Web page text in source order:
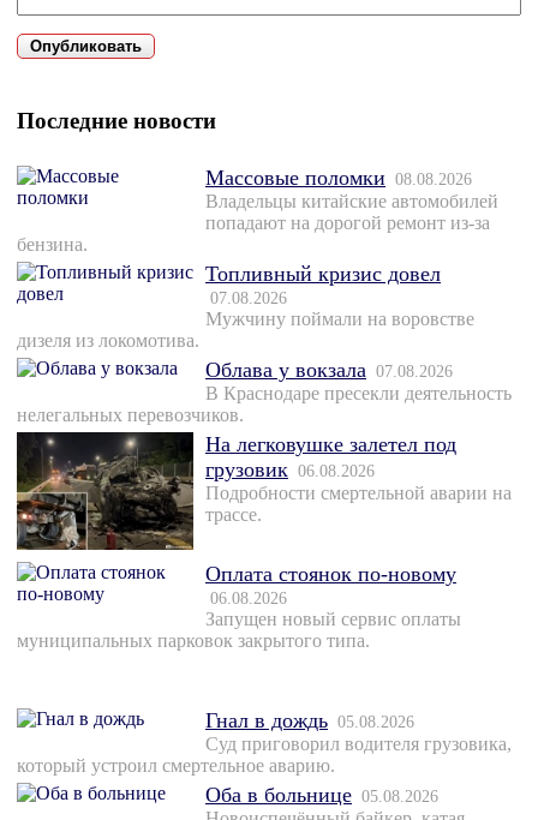
Последние новости
Массовые поломки 08.08.2026
Владельцы китайские автомобилей
попадают на дорогой ремонт из-за
бензина.
Топливный кризис довел
07.08.2026
Мужчину поймали на воровстве
дизеля из локомотива.
Облава у вокзала 07.08.2026
В Краснодаре пресекли деятельность
нелегальных перевозчиков.
На легковушке залетел под
грузовик 06.08.2026
Подробности смертельной аварии на
трассе.
Оплата стоянок по-новому
06.08.2026
Запущен новый сервис оплаты
муниципальных парковок закрытого типа.
Гнал в дождь 05.08.2026
Суд приговорил водителя грузовика,
который устроил смертельное аварию.
Оба в больнице 05.08.2026